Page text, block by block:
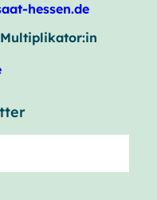
hessen.de